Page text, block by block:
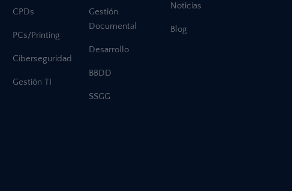
CPDs
PCs/Printing
Ciberseguridad
Gestión TI
Gestión
Documental
Desarrollo
BBDD
SSGG
Noticias
Blog